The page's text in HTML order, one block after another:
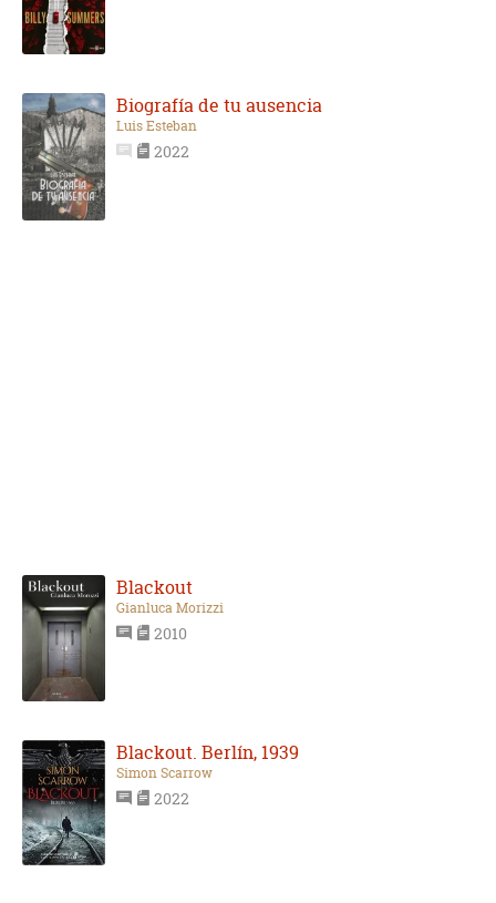
Biografía de tu ausencia
Luis Esteban
2022
Blackout
Gianluca Morizzi
2010
Blackout. Berlín, 1939
Simon Scarrow
2022